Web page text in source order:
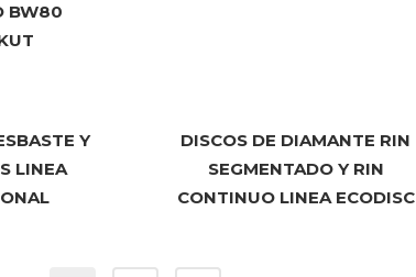
BW80
Y
LINEA
DISCOS DE DIAMANTE RIN
SEGMENTADO Y RIN
CONTINUO LINEA ECODISC